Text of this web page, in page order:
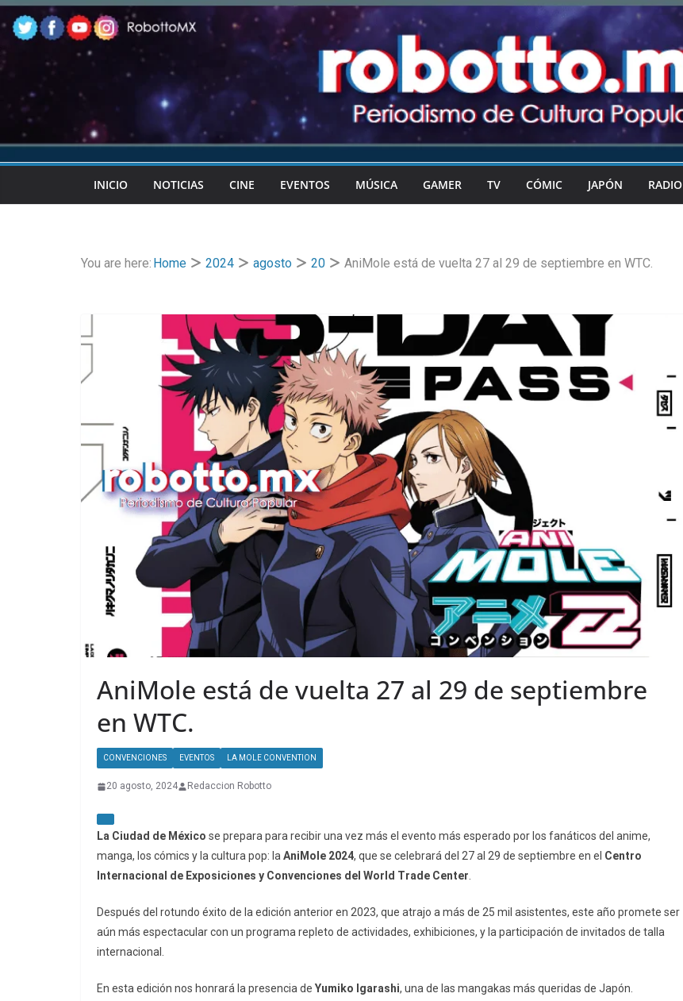
Skip
to
content
INICIO NOTICIAS CINE EVENTOS MÚSICA GAMER TV CÓMIC JAPÓN RADIO
You are here: Home 2024 agosto 20 AniMole está de vuelta 27 al 29 de septiembre en WTC.
AniMole está de vuelta 27 al 29 de septiembre
en WTC.
CONVENCIONES EVENTOS LA MOLE CONVENTION
20 agosto, 2024 Redaccion Robotto
La Ciudad de México se prepara para recibir una vez más el evento más esperado por los fanáticos del anime,
manga, los cómics y la cultura pop: la AniMole 2024, que se celebrará del 27 al 29 de septiembre en el Centro
Internacional de Exposiciones y Convenciones del World Trade Center
Después del rotundo éxito de la edición anterior en 2023, que atrajo a más de 25 mil asistentes, este año promete ser
aún más espectacular con un programa repleto de actividades, exhibiciones, y la participación de invitados de talla
internacional.
En esta edición nos honrará la presencia de Yumiko Igarashi, una de las mangakas más queridas de Japón.